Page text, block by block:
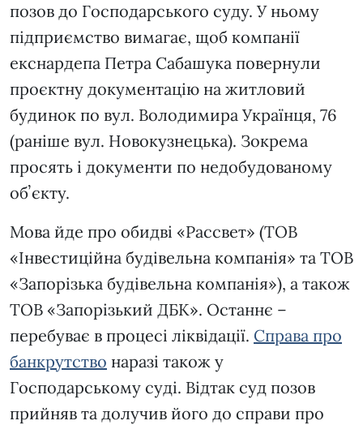
позов до Господарського суду. У ньому
підприємство вимагає, щоб компанії
екснардепа Петра Сабашука повернули
проєктну документацію на житловий
будинок по вул. Володимира Українця, 76
(раніше вул. Новокузнецька). Зокрема
просять і документи по недобудованому
обʼєкту.
Мова йде про обидві «Рассвет» (ТОВ
«Інвестиційна будівельна компанія» та ТОВ
«Запорізька будівельна компанія»), а також
ТОВ «Запорізький ДБК». Останнє –
перебуває в процесі ліквідації. Справа про
банкрутство наразі також у
Господарському суді. Відтак суд позов
прийняв та долучив його до справи про